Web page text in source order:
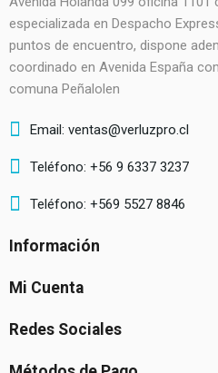
especializada en Despacho
puntos de encuentro, dispone
coordinado en Avenida España
comuna Peñalolen
Email: ventas@verluzpro.cl
Teléfono: +56 9 6337 3237
Teléfono: +569 5527 8846
Información
Mi Cuenta
Redes Sociales